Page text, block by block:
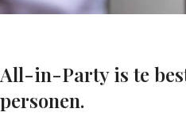
All-in-Party is te
personen.